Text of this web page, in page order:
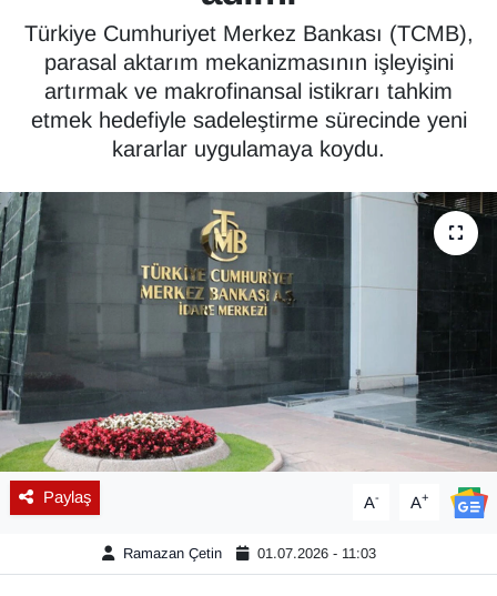
Türkiye Cumhuriyet Merkez Bankası (TCMB),
parasal aktarım mekanizmasının işleyişini
artırmak ve makrofinansal istikrarı tahkim
etmek hedefiyle sadeleştirme sürecinde yeni
kararlar uygulamaya koydu.
Paylaş A- A+
Ramazan Çetin 01.07.2026 - 11:03
ÇEVRE
Deprem
Dernekler, Odalar
EĞİTİM
EKONOMİ
Eleman
Emlak
En çok konuşulanlar
Tüm Manşetler
Son Dakika Haberleri
Haber Arşivi